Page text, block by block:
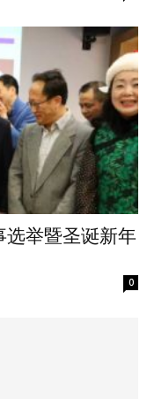
举暨圣诞新年
0